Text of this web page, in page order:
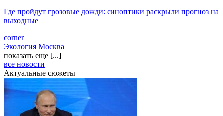
Где пройдут грозовые дожди: синоптики раскрыли прогноз на
выходные
corner
Экология Москва
показать еще [...]
все новости
Актуальные сюжеты